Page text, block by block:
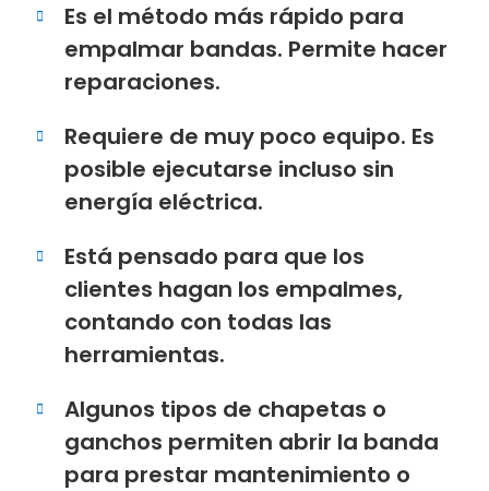
Es el método más rápido para
empalmar bandas. Permite hacer
reparaciones.
Requiere de muy poco equipo. Es
posible ejecutarse incluso sin
energía eléctrica.
Está pensado para que los
clientes hagan los empalmes,
contando con todas las
herramientas.
Algunos tipos de chapetas o
ganchos permiten abrir la banda
para prestar mantenimiento o